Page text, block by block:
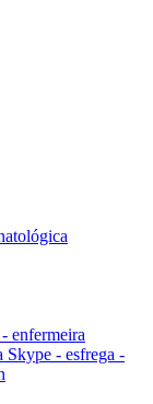
enfermeira
Skype - esfrega -